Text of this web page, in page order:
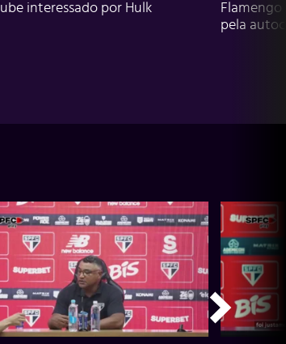
interessado por Hulk
Flamengo
pela